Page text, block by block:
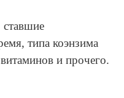
типа коэнзима
и прочего.